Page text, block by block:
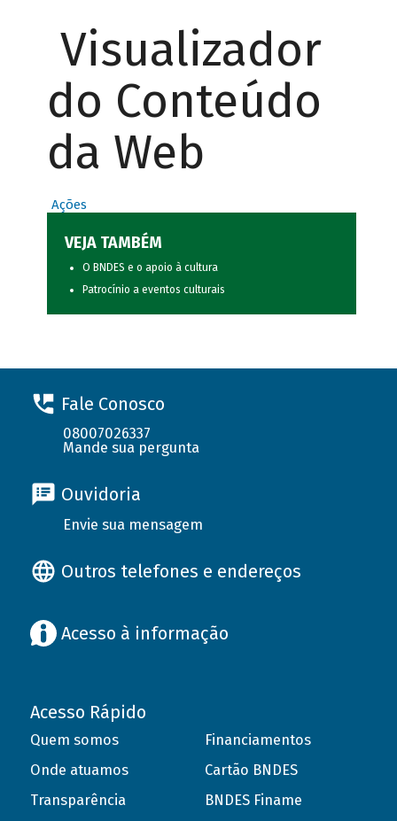
Visualizador
do Conteúdo
da Web
Ações
VEJA TAMBÉM
O BNDES e o apoio à cultura
Patrocínio a eventos culturais
Fale Conosco
08007026337
Mande sua pergunta
Ouvidoria
Envie sua mensagem
Outros telefones e endereços
Acesso à informação
Acesso Rápido
Quem somos
Onde atuamos
Transparência
Financiamentos
Cartão BNDES
BNDES Finame